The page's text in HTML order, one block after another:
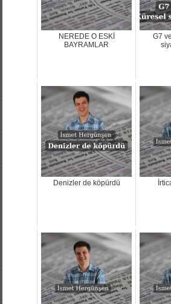
NEREDE O ESKİ
BAYRAMLAR
G7
Denizler de köpürdü